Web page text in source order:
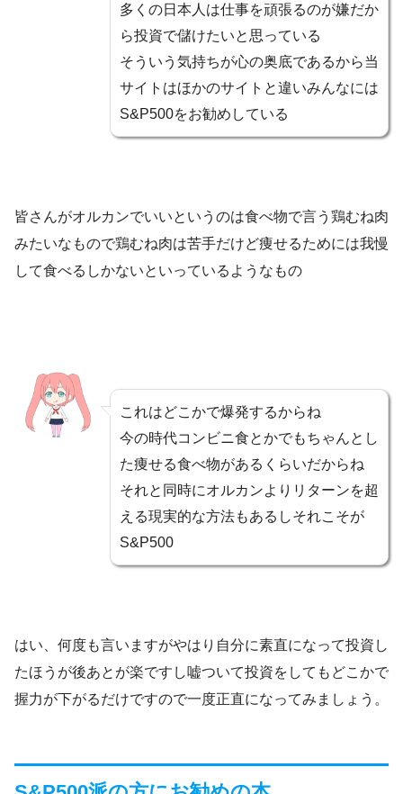
多くの日本人は仕事を頑張るのが嫌だか
ら投資で儲けたいと思っている
そういう気持ちが心の奥底であるから当
サイトはほかのサイトと違いみんなには
S&P500をお勧めしている
皆さんがオルカンでいいというのは食べ物で言う鶏むね肉
みたいなもので鶏むね肉は苦手だけど痩せるためには我慢
して食べるしかないといっているようなもの
これはどこかで爆発するからね
今の時代コンビニ食とかでもちゃんとし
た痩せる食べ物があるくらいだからね
それと同時にオルカンよりリターンを超
える現実的な方法もあるしそれこそが
S&P500
はい、何度も言いますがやはり自分に素直になって投資し
たほうが後あとが楽ですし嘘ついて投資をしてもどこかで
握力が下がるだけですので一度正直になってみましょう。